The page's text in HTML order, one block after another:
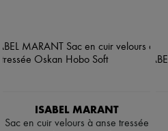
ISABEL MARANT
Sac en cuir velours à anse tressée